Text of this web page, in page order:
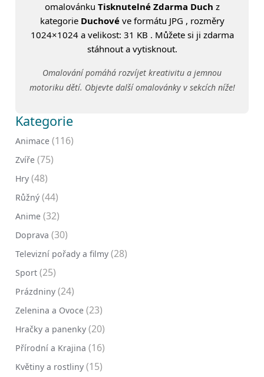
omalovánku Tisknutelné Zdarma Duch z
kategorie Duchovéve formátu JPG , rozměry
1024×1024 a velikost: 31 KB . Můžete si ji zdarma
stáhnout a vytisknout.
Omalování pomáhá rozvíjet kreativitu a jemnou
motoriku dětí. Objevte další omalovánky v sekcích níže!
Kategorie
Animace (116)
Zvíře (75)
Hry (48)
Růžný (44)
Anime (32)
Doprava (30)
Televizní pořady a filmy (28)
Sport (25)
Prázdniny (24)
Zelenina a Ovoce (23)
Hračky a panenky (20)
Přírodní a Krajina (16)
Květiny a rostliny (15)